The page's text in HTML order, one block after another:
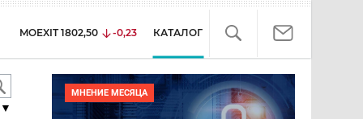
MOEXIT 1802,50 -0,23 КАТАЛОГ
МНЕНИЕ МЕСЯЦА